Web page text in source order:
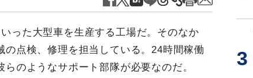
った大型車を生産する工場だ。そのなか
点検、修理を担当している。24時間稼働
のようなサポート部隊が必要なのだ。